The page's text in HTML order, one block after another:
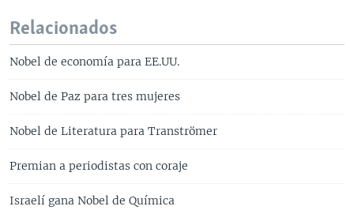
Relacionados
Nobel de economía para EE.UU.
Nobel de Paz para tres mujeres
Nobel de Literatura para Tranströmer
Premian a periodistas con coraje
Israelí gana Nobel de Química